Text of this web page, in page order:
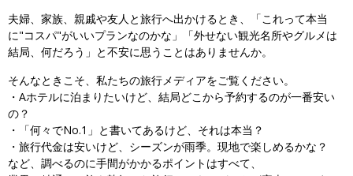
夫婦、家族、親戚や友人と旅行へ出かけるとき、「これって本当
に"コスパ"がいいプランなのかな」「外せない観光名所やグルメは
結局、何だろう」と不安に思うことはありませんか。
そんなときこそ、私たちの旅行メディアをご覧ください。
・Aホテルに泊まりたいけど、結局どこから予約するのが一番安い
の？
・「何々でNo.1」と書いてあるけど、それは本当？
・旅行代金は安いけど、シーズンが雨季。現地で楽しめるかな？
など、調べるのに手間がかかるポイントはすべて、